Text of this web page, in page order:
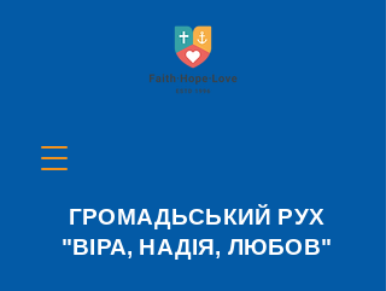
ГРОМАДЬСЬКИЙ РУХ
"ВІРА, НАДІЯ, ЛЮБОВ"